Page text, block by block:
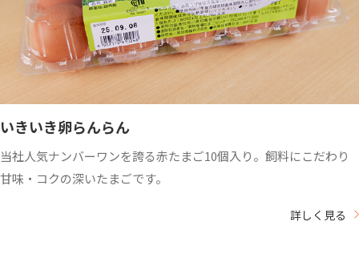
いきいき卵らんらん
当社人気ナンバーワンを誇る赤たまご10個入り。飼料にこだわり
甘味・コクの深いたまごです。
詳しく見る